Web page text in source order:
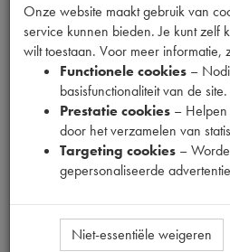
KLINKNAGEL BEV.
op voorraad
Productnummer
6200171
, 10
,08excl. btw)
Info
Onze website maakt gebruik van
service kunnen bieden. Je kunt zelf
wilt toestaan. Voor meer informatie,
Functionele cookies –
basisfunctionaliteit van de
Prestatie cookies – Helpen
door het verzamelen van
Targeting cookies –
gepersonaliseerde
Niet-essentiële weigeren